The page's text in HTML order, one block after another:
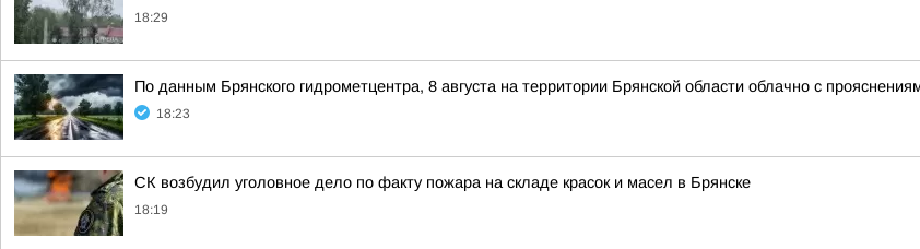
18:29
По данным Брянского гидрометцентра, 8 августа на территории Брянской области облачно с
18:23
СК возбудил уголовное дело по факту пожара на складе красок и масел в Брянске
18:19